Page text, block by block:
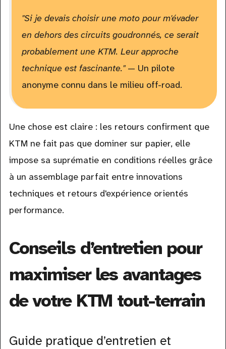
"Si je devais choisir une moto pour m'évader
en dehors des circuits goudronnés, ce serait
probablement une KTM. Leur approche
technique est fascinante."— Un pilote
anonyme connu dans le milieu off-road.
Une chose est claire : les retours confirment que
KTM ne fait pas que dominer sur papier, elle
impose sa suprématie en conditions réelles grâce
à un assemblage parfait entre innovations
techniques et retours d'expérience orientés
performance.
Conseils d’entretien pour
maximiser les avantages
de votre KTM tout-terrain
Guide pratique d’entretien et